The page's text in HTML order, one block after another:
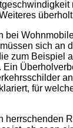
bei
sich an
zum Beispiel
Ein
für
herrschenden